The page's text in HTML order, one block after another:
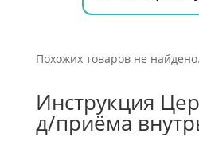
Похожих товаров не найдено.
Инструкция
д/приёма